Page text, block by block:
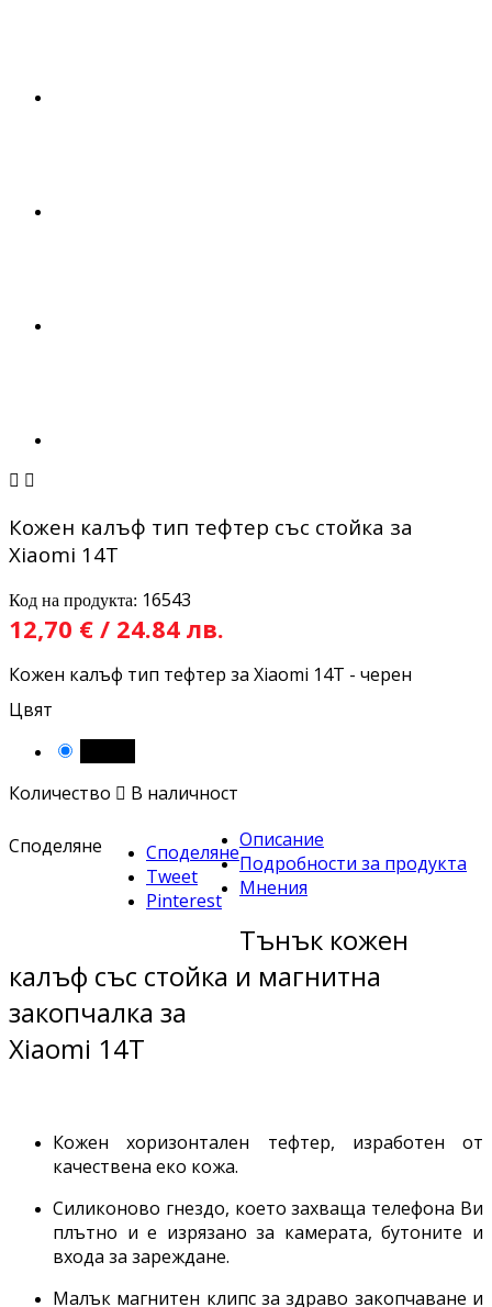
 
Кожен калъф тип тефтер със стойка за
Xiaomi 14T
Код на продукта: 16543
12,70 € / 24.84 лв.
Кожен калъф тип тефтер за Xiaomi 14T - черен
Цвят
Количество  В наличност
Споделяне
Споделяне
Tweet
Pinterest
Описание
Подробности за продукта
Мнения
Тънък кожен
калъф със стойка и магнитна
закопчалка за
Xiaomi 14T
Кожен хоризонтален тефтер, изработен от
качествена еко кожа.
Силиконово гнездо, което захваща телефона Ви
плътно и е изрязано за камерата, бутоните и
входа за зареждане.
Малък магнитен клипс за здраво закопчаване и